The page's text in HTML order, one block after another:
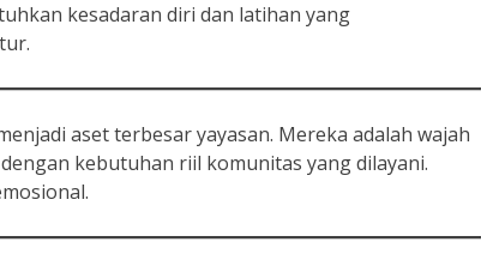
kesadaran diri dan latihan yang
aset terbesar yayasan. Mereka adalah wajah
kebutuhan riil komunitas yang dilayani.